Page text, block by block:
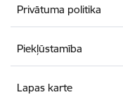
Privātuma politika
Piekļūstamība
Lapas karte